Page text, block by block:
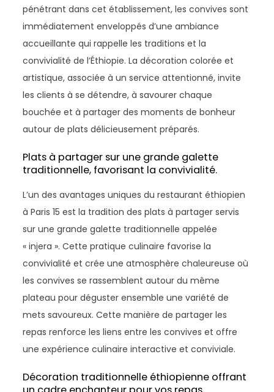
pénétrant dans cet établissement, les convives sont
immédiatement enveloppés d’une ambiance
accueillante qui rappelle les traditions et la
convivialité de l’Éthiopie. La décoration colorée et
artistique, associée à un service attentionné, invite
les clients à se détendre, à savourer chaque
bouchée et à partager des moments de bonheur
autour de plats délicieusement préparés.
Plats à partager sur une grande galette
traditionnelle, favorisant la convivialité.
L’un des avantages uniques du restaurant éthiopien
à Paris 15 est la tradition des plats à partager servis
sur une grande galette traditionnelle appelée
« injera ». Cette pratique culinaire favorise la
convivialité et crée une atmosphère chaleureuse où
les convives se rassemblent autour du même
plateau pour déguster ensemble une variété de
mets savoureux. Cette manière de partager les
repas renforce les liens entre les convives et offre
une expérience culinaire interactive et conviviale.
Décoration traditionnelle éthiopienne offrant